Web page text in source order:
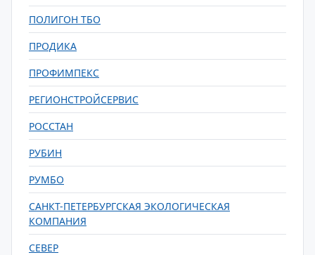
ПОЛИГОН ТБО
ПРОДИКА
ПРОФИМПЕКС
РЕГИОНСТРОЙСЕРВИС
РОССТАН
РУБИН
РУМБО
САНКТ-ПЕТЕРБУРГСКАЯ ЭКОЛОГИЧЕСКАЯ
КОМПАНИЯ
СЕВЕР